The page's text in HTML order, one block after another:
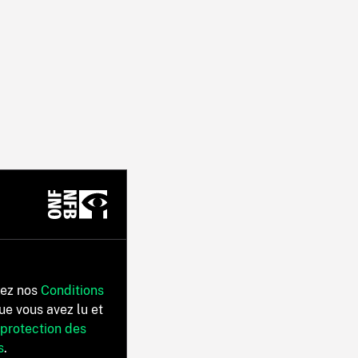
nos Conditions
vous avez lu et
des
.